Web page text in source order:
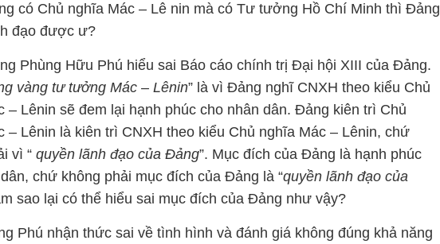
có Chủ nghĩa Mác – Lê nin mà có Tư tưởng Hồ Chí Minh thì Đảng
đạo được ư?
Phùng Hữu Phú hiểu sai Báo cáo chính trị Đại hội XIII của Đảng.
vàng tư tưởng Mác – Lênin” là vì Đảng nghĩ CNXH theo kiểu Chủ
– Lênin sẽ đem lại hạnh phúc cho nhân dân. Đảng kiên trì Chủ
– Lênin là kiên trì CNXH theo kiểu Chủ nghĩa Mác – Lênin, chứ
vì “ quyền lãnh đạo của Đảng”. Mục đích của Đảng là hạnh phúc
chứ không phải mục đích của Đảng là “quyền lãnh đạo của
sao lại có thể hiểu sai mục đích của Đảng như vậy?
Phú nhận thức sai về tình hình và đánh giá không đúng khả năng